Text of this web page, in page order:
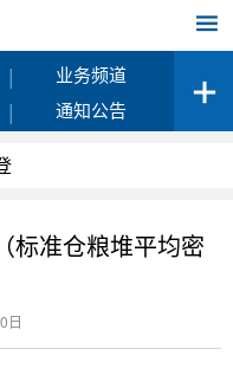
|
业务频道
| 通知公告
标准仓粮堆平均密
日